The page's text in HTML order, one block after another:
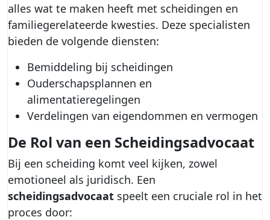
alles wat te maken heeft met scheidingen en
familiegerelateerde kwesties. Deze specialisten
bieden de volgende diensten:
Bemiddeling bij scheidingen
Ouderschapsplannen en
alimentatieregelingen
Verdelingen van eigendommen en vermogen
De Rol van een Scheidingsadvocaat
Bij een scheiding komt veel kijken, zowel
emotioneel als juridisch. Een
scheidingsadvocaat speelt een cruciale rol in het
proces door: